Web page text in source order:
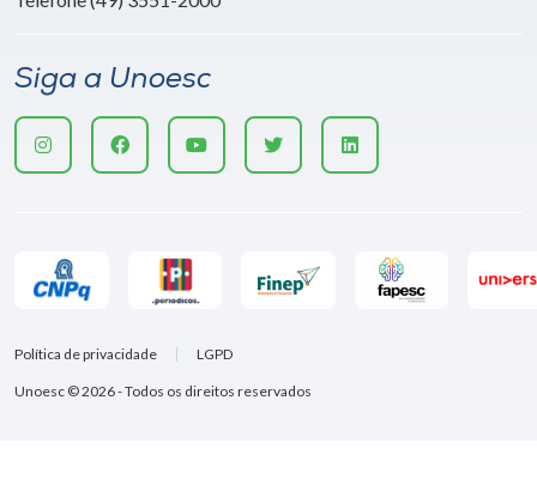
Siga a Unoesc
Unoesc © 2026 - Todos os direitos reservados
Política de privacidade LGPD